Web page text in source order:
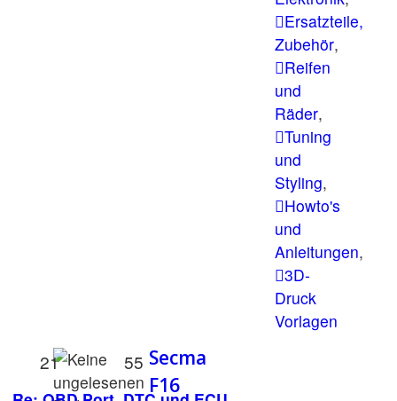
Ersatzteile,
Zubehör,
Reifen
und
Räder,
Tuning
und
Styling,
Howto's
und
Anleitungen,
3D-
Druck
Vorlagen
Secma
F16
21 55